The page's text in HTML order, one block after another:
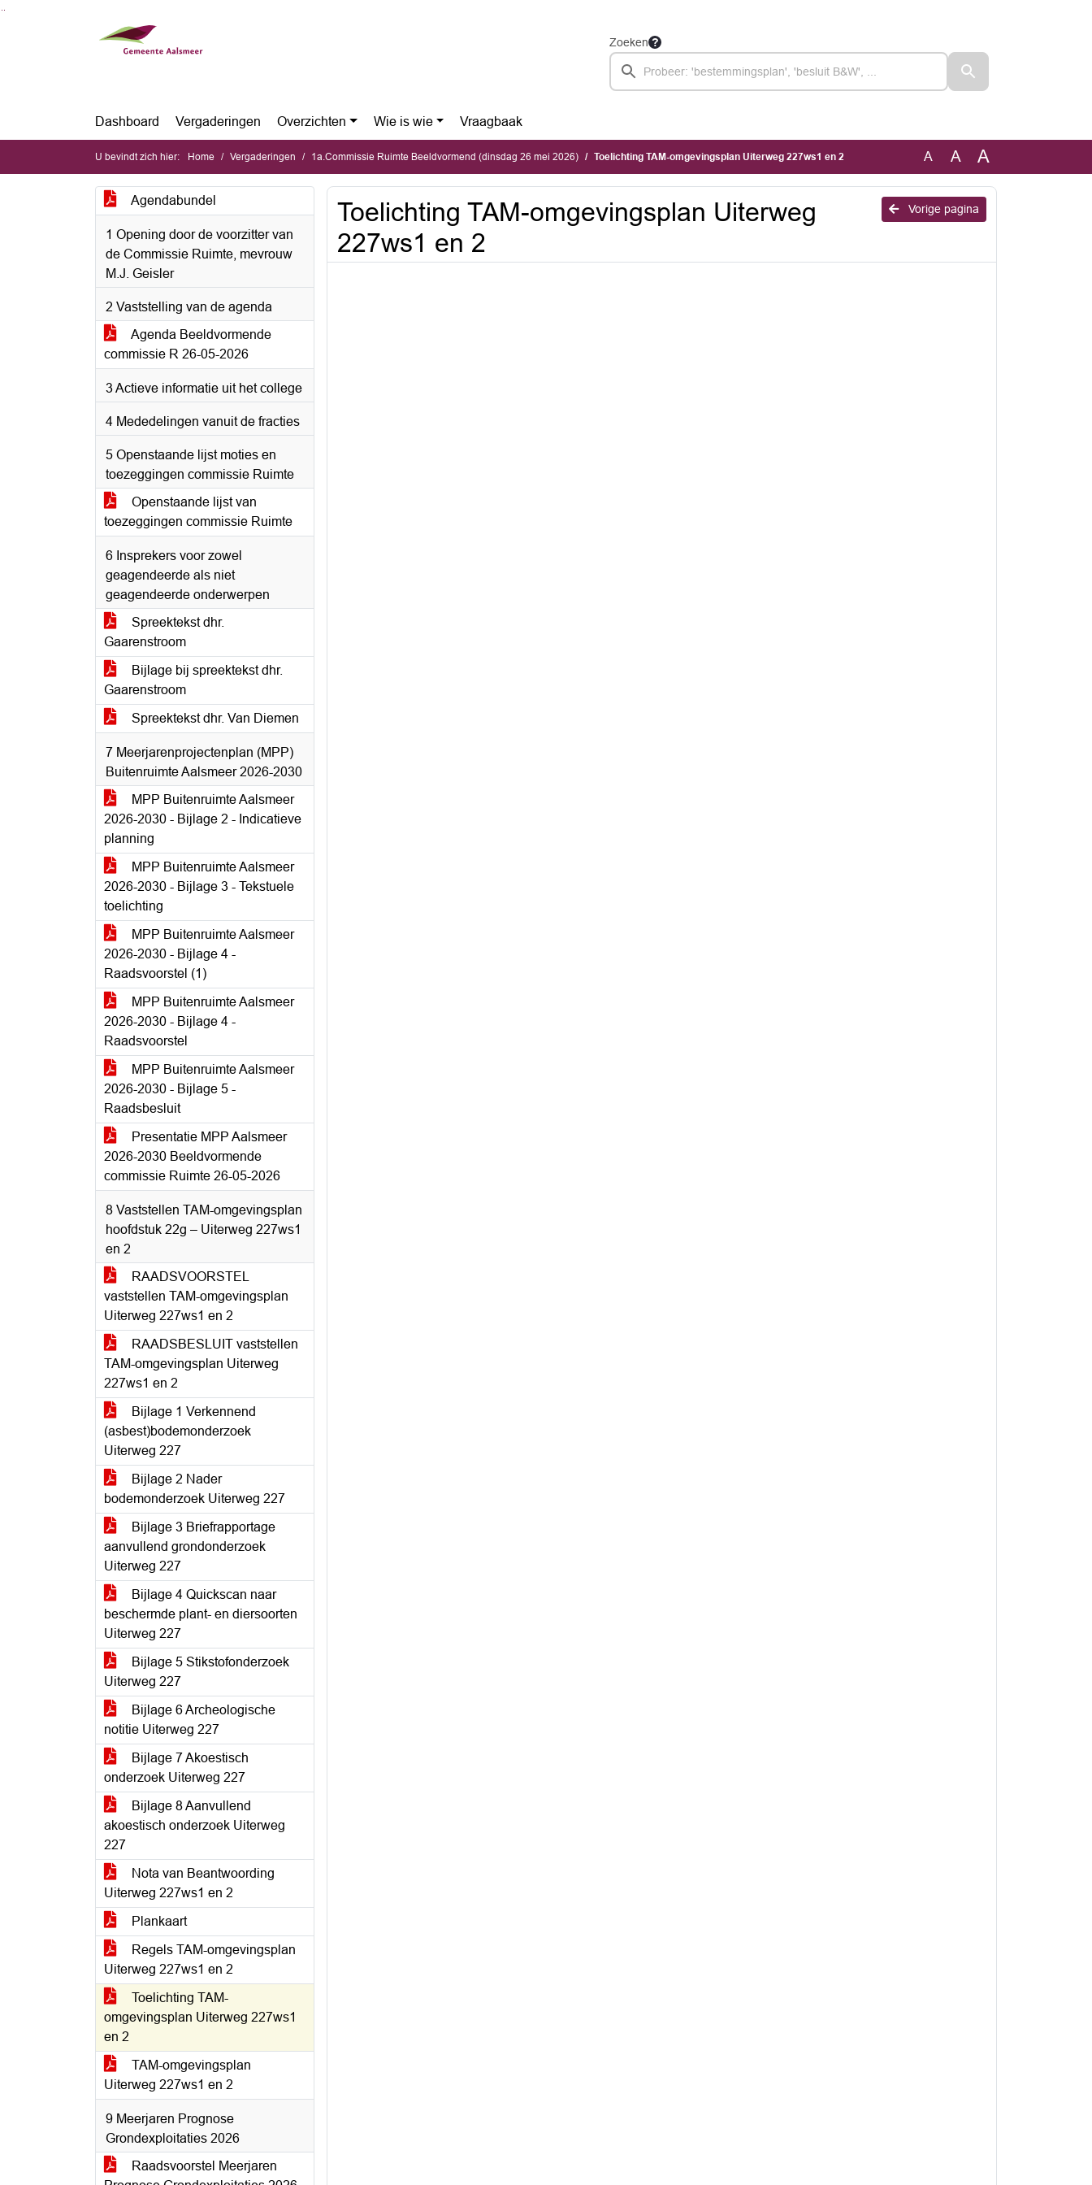
Zoeken
Dashboard Vergaderingen Overzichten Wie is wie Vraagbaak
U bevindt zich hier: Home Vergaderingen 1a.Commissie Ruimte Beeldvormend (dinsdag 26 mei 2026) Toelichting TAM-omgevingsplan Uiterweg 227ws1 en 2 A A A
Agendabundel
1 Opening door de voorzitter van
de Commissie Ruimte, mevrouw
M.J. Geisler
2 Vaststelling van de agenda
Agenda Beeldvormende
commissie R 26-05-2026
3 Actieve informatie uit het college
4 Mededelingen vanuit de fracties
5 Openstaande lijst moties en
toezeggingen commissie Ruimte
Openstaande lijst van
toezeggingen commissie Ruimte
6 Insprekers voor zowel
geagendeerde als niet
geagendeerde onderwerpen
Spreektekst dhr.
Gaarenstroom
Bijlage bij spreektekst dhr.
Gaarenstroom
Spreektekst dhr. Van Diemen
7 Meerjarenprojectenplan (MPP)
Buitenruimte Aalsmeer 2026-2030
MPP Buitenruimte Aalsmeer
2026-2030 - Bijlage 2 - Indicatieve
planning
MPP Buitenruimte Aalsmeer
2026-2030 - Bijlage 3 - Tekstuele
toelichting
MPP Buitenruimte Aalsmeer
2026-2030 - Bijlage 4 -
Raadsvoorstel (1)
MPP Buitenruimte Aalsmeer
2026-2030 - Bijlage 4 -
Raadsvoorstel
MPP Buitenruimte Aalsmeer
2026-2030 - Bijlage 5 -
Raadsbesluit
Presentatie MPP Aalsmeer
2026-2030 Beeldvormende
commissie Ruimte 26-05-2026
8 Vaststellen TAM-omgevingsplan
hoofdstuk 22g – Uiterweg 227ws1
en 2
RAADSVOORSTEL
vaststellen TAM-omgevingsplan
Uiterweg 227ws1 en 2
RAADSBESLUIT vaststellen
TAM-omgevingsplan Uiterweg
227ws1 en 2
Bijlage 1 Verkennend
(asbest)bodemonderzoek
Uiterweg 227
Bijlage 2 Nader
bodemonderzoek Uiterweg 227
Bijlage 3 Briefrapportage
aanvullend grondonderzoek
Uiterweg 227
Bijlage 4 Quickscan naar
beschermde plant- en diersoorten
Uiterweg 227
Bijlage 5 Stikstofonderzoek
Uiterweg 227
Bijlage 6 Archeologische
notitie Uiterweg 227
Bijlage 7 Akoestisch
onderzoek Uiterweg 227
Bijlage 8 Aanvullend
akoestisch onderzoek Uiterweg
227
Nota van Beantwoording
Uiterweg 227ws1 en 2
Plankaart
Regels TAM-omgevingsplan
Uiterweg 227ws1 en 2
Toelichting TAM-
omgevingsplan Uiterweg 227ws1
en 2
TAM-omgevingsplan
Uiterweg 227ws1 en 2
9 Meerjaren Prognose
Grondexploitaties 2026
Raadsvoorstel Meerjaren
Vorige pagina
Toelichting TAM-omgevingsplan Uiterweg
227ws1 en 2